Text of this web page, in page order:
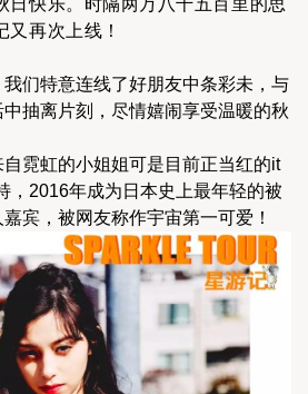
日快乐。时隔两万八千五百里的思
再次上线！
们特意连线了好朋友中条彩未，与
抽离片刻，尽情嬉闹享受温暖的秋
霓虹的小姐姐可是目前正当红的it
，2016年成为日本史上最年轻的被
宾，被网友称作宇宙第一可爱！